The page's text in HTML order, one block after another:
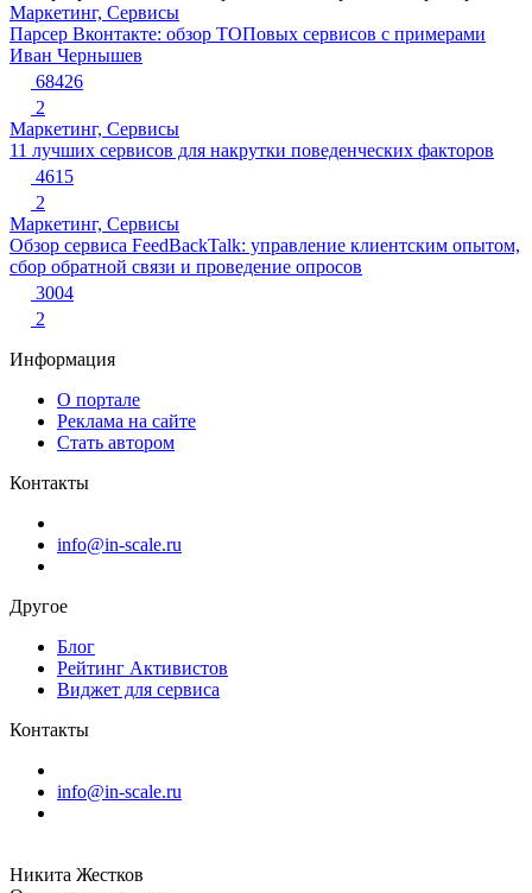
Маркетинг, Сервисы
Парсер Вконтакте: обзор ТОПовых сервисов с примерами
Иван Чернышев
68426
2
Маркетинг, Сервисы
11 лучших сервисов для накрутки поведенческих факторов
4615
2
Маркетинг, Сервисы
Обзор сервиса FeedBackTalk: управление клиентским опытом,
сбор обратной связи и проведение опросов
3004
2
Информация
О портале
Реклама на сайте
Стать автором
Контакты
info@in-scale.ru
Другое
Блог
Рейтинг Активистов
Виджет для сервиса
Контакты
info@in-scale.ru
Никита Жестков